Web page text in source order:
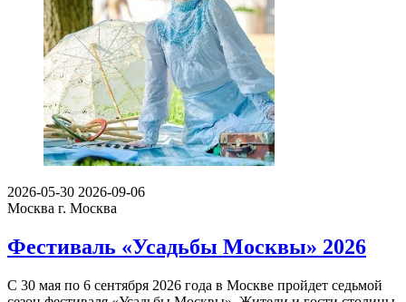
2026-05-30 2026-09-06
Москва г. Москва
Фестиваль «Усадьбы Москвы» 2026
С 30 мая по 6 сентября 2026 года в Москве пройдет седьмой